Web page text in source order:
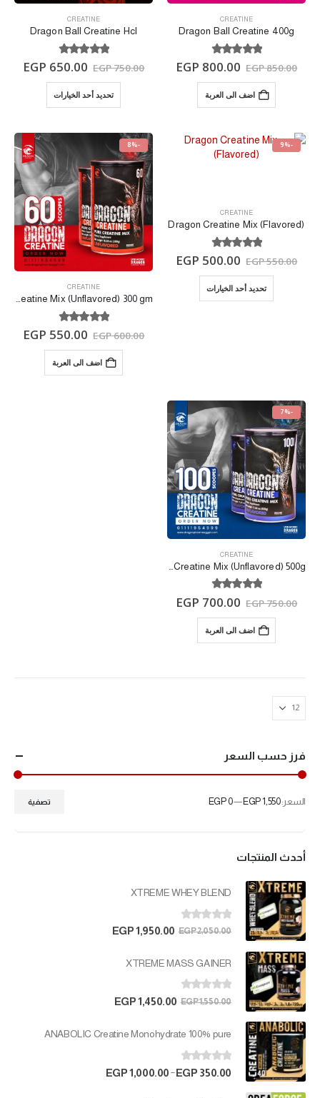
CREATINE
Dragon Ball Creatine 400g
5.00
EGP850.00
EGP 800.00
اضف الى العربة
CREATINE
Dragon Ball Creatine Hcl
5.00
EGP750.00
EGP 650.00
تحديد أحد الخيارات
-9%
CREATINE
Dragon Creatine Mix (Flavored)
5.00
EGP550.00
EGP 500.00
تحديد أحد الخيارات
-8%
CREATINE
Dragon Creatine Mix (Unflavored) 300 gm
5.00
EGP600.00
EGP 550.00
اضف الى العربة
-7%
CREATINE
5.00
EGP750.00
EGP 700.00
اضف الى العربة
فرز حسب السعر
تصفية السعر: EGP 0— EGP 1,550
أحدث المنتجات
XTREME WHEY BLEND
0
out of 5
EGP2,050.00
EGP1,950.00
XTREME MASS GAINER
0
out of 5
EGP1,550.00
EGP1,450.00
ANABOLIC Creatine Monohydrate 100% pure
0
out of 5
EGP 350.00
–
EGP1,000.00